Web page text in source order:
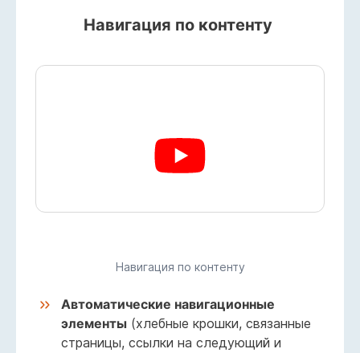
Навигация по контенту
Навигация по контенту
Автоматические навигационные
элементы (хлебные крошки, связанные
страницы, ссылки на следующий и